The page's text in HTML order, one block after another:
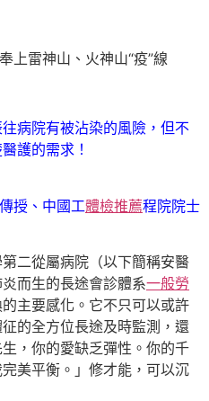
雷神山、火神山“疫”線
院有被沾染的風險，但不
護的需求！
授、中國工體檢推薦程院院士
從屬病院（以下簡稱安醫
而生的長途會診體系一般勞
主要感化。它不只可以或許
的全方位長途及時監測，還
，你的愛缺乏彈性。你的千
美平衡。」修才能，可以沉